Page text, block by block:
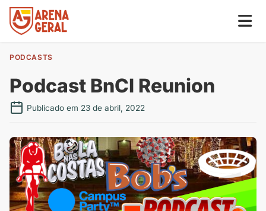
PODCASTS
Podcast BnCI Reunion
Publicado em 23 de abril, 2022